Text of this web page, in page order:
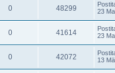
0 48299
23
0 41614
23
0 42072
13